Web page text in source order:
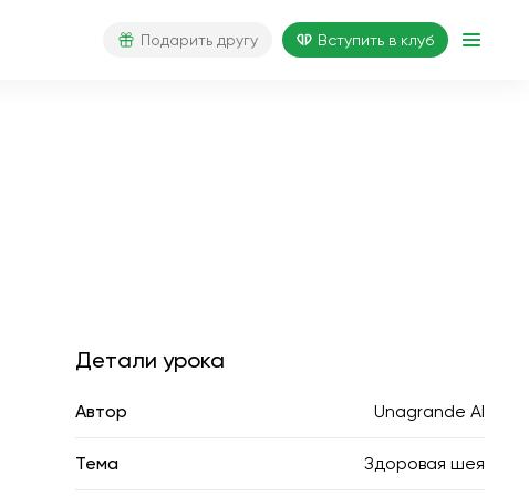
Подарить другу Вступить в клуб
Детали урока
Автор Unagrande AI
Тема Здоровая шея